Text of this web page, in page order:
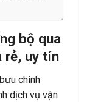
bộ qua
rẻ, uy tín
chính
dịch vụ vận